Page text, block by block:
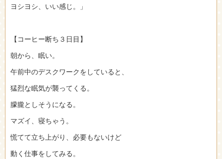
ヨシヨシ、いい感じ。」
【コーヒー断ち３日目】
朝から、眠い。
午前中のデスクワークをしていると、
猛烈な眠気が襲ってくる。
朦朧としそうになる。
マズイ、寝ちゃう。
慌てて立ち上がり、必要もないけど
動く仕事をしてみる。